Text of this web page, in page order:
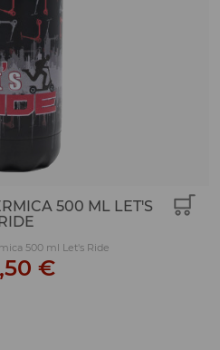
500 ML LET'S
500 ml Let's Ride
€